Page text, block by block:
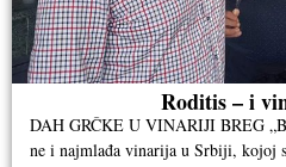
Roditis – i
DAH GRČKE U VINARIJI BREG
ne i najmlađa vinarija u Srbiji, kojoj